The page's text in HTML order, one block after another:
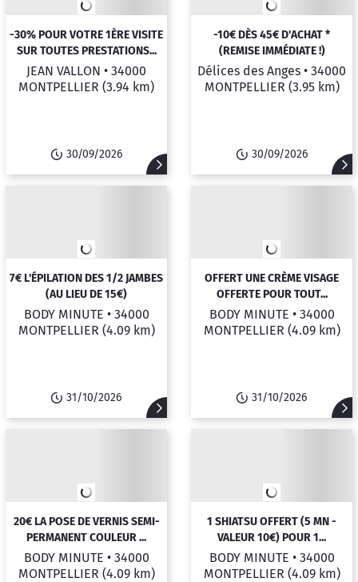
-30% POUR VOTRE 1ÈRE VISITE
SUR TOUTES PRESTATIONS...
JEAN VALLON • 34000
MONTPELLIER (3.94 km)
30/09/2026
-10€ DÈS 45€ D'ACHAT *
(REMISE IMMÉDIATE !)
Délices des Anges • 34000
MONTPELLIER (3.95 km)
30/09/2026
7€ L'ÉPILATION DES 1/2 JAMBES
(AU LIEU DE 15€)
BODY MINUTE • 34000
MONTPELLIER (4.09 km)
31/10/2026
OFFERT UNE CRÈME VISAGE
OFFERTE POUR TOUT...
BODY MINUTE • 34000
MONTPELLIER (4.09 km)
31/10/2026
20€ LA POSE DE VERNIS SEMI-
PERMANENT COULEUR ...
BODY MINUTE • 34000
MONTPELLIER (4.09 km)
1 SHIATSU OFFERT (5 MN -
VALEUR 10€) POUR 1...
BODY MINUTE • 34000
MONTPELLIER (4.09 km)